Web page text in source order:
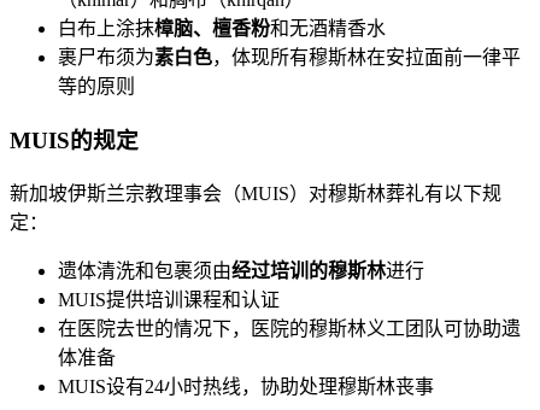
白布上涂抹樟脑、檀香粉和无酒精香水
裹尸布须为素白色，体现所有穆斯林在安拉面前一律平
等的原则
MUIS的规定
新加坡伊斯兰宗教理事会（MUIS）对穆斯林葬礼有以下规
定：
遗体清洗和包裹须由经过培训的穆斯林进行
MUIS提供培训课程和认证
在医院去世的情况下，医院的穆斯林义工团队可协助遗
体准备
MUIS设有24小时热线，协助处理穆斯林丧事